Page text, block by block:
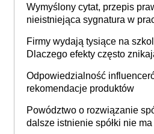
Wymyślony cytat, przepis
nieistniejąca sygnatura w
firmie
Firmy wydają tysiące na
Dlaczego efekty często
Odpowiedzialność
rekomendacje produktów
Powództwo o rozwiązanie
dalsze istnienie spółki nie